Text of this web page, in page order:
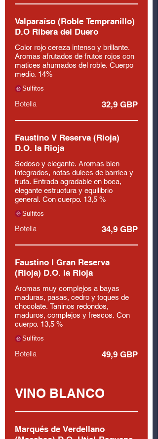
Valparaíso (Roble Tempranillo)
D.O Ribera del Duero
Color rojo cereza intenso y brillante.
Aromas afrutados de frutos rojos con
matices ahumados del roble. Cuerpo
medio. 14%
Botella 32,9 GBP
Sulfitos
Faustino V Reserva (Rioja)
D.O. la Rioja
Sedoso y elegante. Aromas bien
integrados, notas dulces de barrica y
fruta. Entrada agradable en boca,
elegante estructura y equilibrio
general. Con cuerpo. 13,5 %
Botella 34,9 GBP
Sulfitos
Faustino I Gran Reserva
(Rioja) D.O. la Rioja
Aromas muy complejos a bayas
maduras, pasas, cedro y toques de
chocolate. Taninos redondos,
maduros, complejos y frescos. Con
cuerpo. 13,5 %
Botella 49,9 GBP
Sulfitos
VINO BLANCO
Marqués de Verdellano